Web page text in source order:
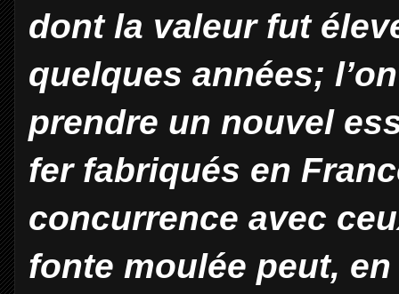
dont la valeur fut
quelques années;
prendre un nouvel
fer fabriqués en
concurrence avec
fonte moulée peut,